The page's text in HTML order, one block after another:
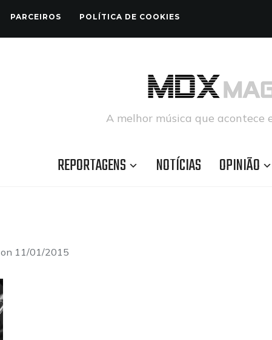
PARCEIROS POLÍTICA DE COOKIES
A melhor música que acontece
REPORTAGENS NOTÍCIAS OPINIÃO
on 11/01/2015